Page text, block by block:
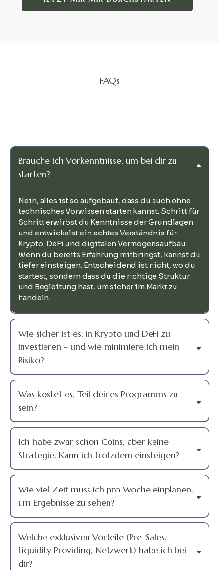
FAQs
Brauche ich Vorkenntnisse, um bei dir zu
starten?
Nein, alles ist so aufgebaut, dass du auch ohne
technisches Vorwissen starten kannst. Schritt für
Schritt erwirbst du Kenntnisse der Grundlagen
und entwickelst ein echtes Verständnis für
Krypto, DeFi und digitalen Vermögensaufbau.
Wenn du bereits Erfahrung mitbringst, kannst du
tiefer einsteigen. Entscheidend ist nicht, wo du
startest, sondern dass du die richtige Struktur
und Begleitung hast, um sicher im Markt zu
handeln.
Wie sicher ist es, in Krypto und DeFi zu
investieren – und wie minimiere ich mein
Risiko?
Was kostet es, Teil deines Programms zu
sein?
Ich habe zwar schon Coins, aber keine
Strategie. Kann ich trotzdem einsteigen?
Wie viel Zeit muss ich pro Woche einplanen,
um Ergebnisse zu sehen?
Welche exklusiven Vorteile (Pre-Sales,
Liquidity Providing, Netzwerk) habe ich bei
dir?